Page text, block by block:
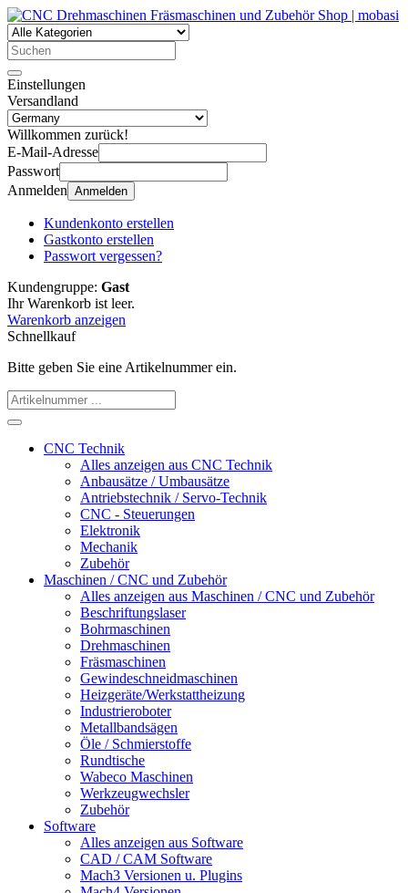
Einstellungen
Versandland
Willkommen zurück!
E-Mail-Adresse
Passwort
Anmelden Anmelden
Kundenkonto erstellen
Gastkonto erstellen
Passwort vergessen?
Kundengruppe: Gast
Ihr Warenkorb ist leer.
Warenkorb anzeigen
Schnellkauf
Bitte geben Sie eine Artikelnummer ein.
CNC Technik
Alles anzeigen aus CNC Technik
Anbausätze / Umbausätze
Antriebstechnik / Servo-Technik
CNC - Steuerungen
Elektronik
Mechanik
Zubehör
Maschinen / CNC und Zubehör
Alles anzeigen aus Maschinen / CNC und Zubehör
Beschriftungslaser
Bohrmaschinen
Drehmaschinen
Fräsmaschinen
Gewindeschneidmaschinen
Heizgeräte/Werkstattheizung
Industrieroboter
Metallbandsägen
Öle / Schmierstoffe
Rundtische
Wabeco Maschinen
Werkzeugwechsler
Zubehör
Software
Alles anzeigen aus Software
CAD / CAM Software
Mach3 Versionen u. Plugins